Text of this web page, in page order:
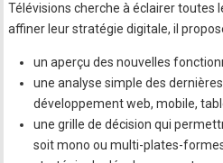
Télévisions cherche à éclairer toutes
affiner leur stratégie digitale, il
un aperçu des nouvelles
une analyse simple des
développement web, mobile,
une grille de décision qui
soit mono ou multi-plates-